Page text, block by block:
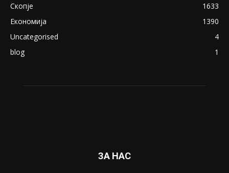
Скопје
1633
Економија
1390
Uncategorised
4
blog
1
ЗА НАС